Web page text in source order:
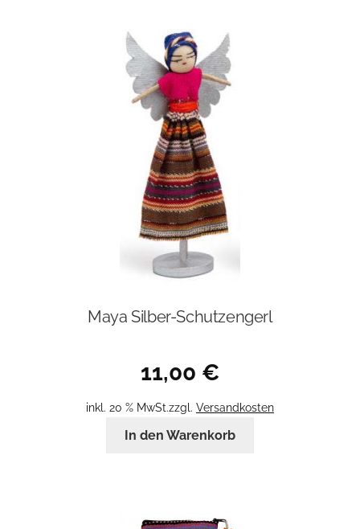
Maya Silber-Schutzengerl
11,00 €
inkl. 20 % MwSt.zzgl. Versandkosten
In den Warenkorb